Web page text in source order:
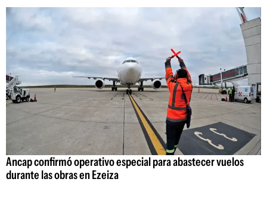
Ancap confirmó operativo especial para abastecer vuelos
durante las obras en Ezeiza